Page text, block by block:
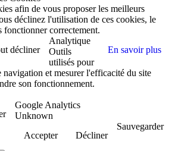
afin de vous proposer les meilleurs
déclinez l'utilisation de ces cookies, le
fonctionner correctement.
décliner En savoir plus
Analytique
Outils
utilisés pour
navigation et mesurer l'efficacité du site
son fonctionnement.
Google Analytics
Unknown
Accepter
Décliner
Sauvegarder